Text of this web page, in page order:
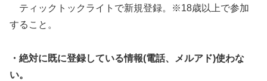
ティックトックライトで新規登録。※18歳以上で参加
すること。
・絶対に既に登録している情報(電話、メルアド)使わな
い。